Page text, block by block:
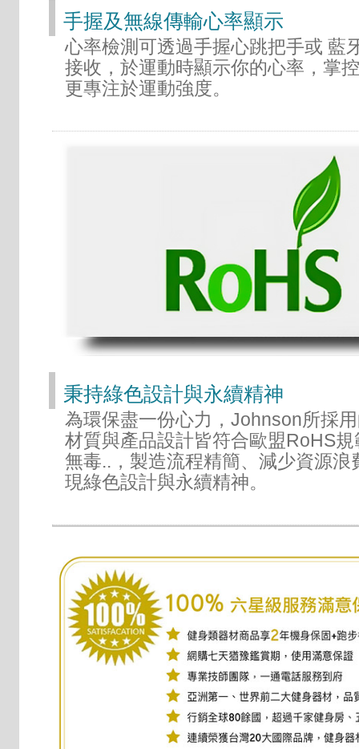
手握及無線傳輸心率顯示
心率檢測可透過手握心跳把手或 藍
接收，於運動時顯示你的心率，掌
更專注於運動強度。
秉持綠色設計與永續精神
為環保盡一份心力，Johnson所採
材質與產品設計皆符合歐盟RoHS
無毒..，製造流程精簡、減少資源浪
現綠色設計與永續精神。